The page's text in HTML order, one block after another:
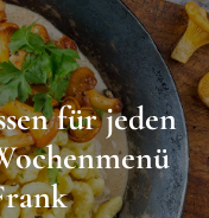
für jeden